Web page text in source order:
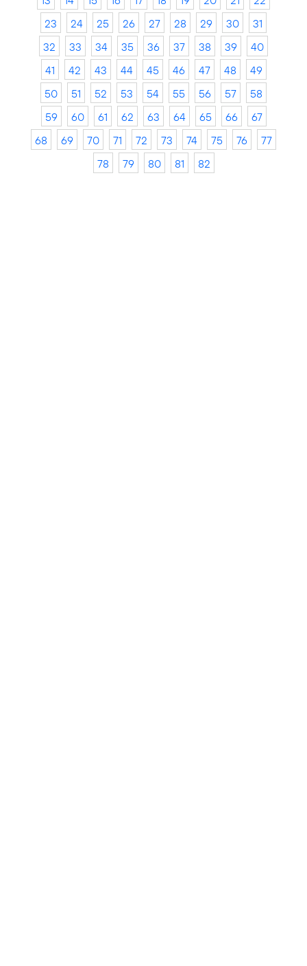
23
24 25 26 27 28 29 30
31
32
33 34 35 36 37 38 39
40
41
42 43 44 45 46 47 48
49
50
51 52 53 54 55 56 57
58
59
60 61 62 63 64 65 66
67
68
69 70 71 72 73 74 75 76
77
78
79 80 81 82